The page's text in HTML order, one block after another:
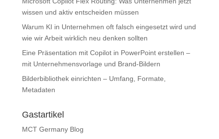
wissen und aktiv entscheiden müssen
Warum KI in Unternehmen oft falsch eingesetzt wird und
wie wir Arbeit wirklich neu denken sollten
Eine Präsentation mit Copilot in PowerPoint erstellen –
mit Unternehmensvorlage und Brand-Bildern
Bilderbibliothek einrichten – Umfang, Formate,
Metadaten
Gastartikel
MCT Germany Blog